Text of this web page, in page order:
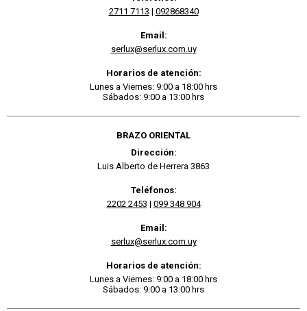
2711 7113 | 092868340
Email:
serlux@serlux.com.uy
Horarios de atención:
Lunes a Viernes: 9:00 a 18:00 hrs
Sábados: 9:00 a 13:00 hrs
BRAZO ORIENTAL
Dirección:
Luis Alberto de Herrera 3863
Teléfonos:
2202 2453 | 099 348 904
Email:
serlux@serlux.com.uy
Horarios de atención:
Lunes a Viernes: 9:00 a 18:00 hrs
Sábados: 9:00 a 13:00 hrs